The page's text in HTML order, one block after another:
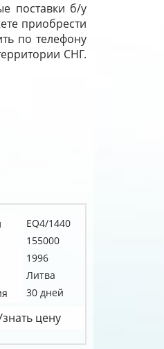
поставки б/у
приобрести
по телефону
СНГ.
EQ4/1440
155000
1996
Литва
30 дней
цену